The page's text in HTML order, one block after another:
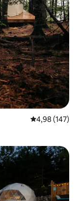
4,98 (147)